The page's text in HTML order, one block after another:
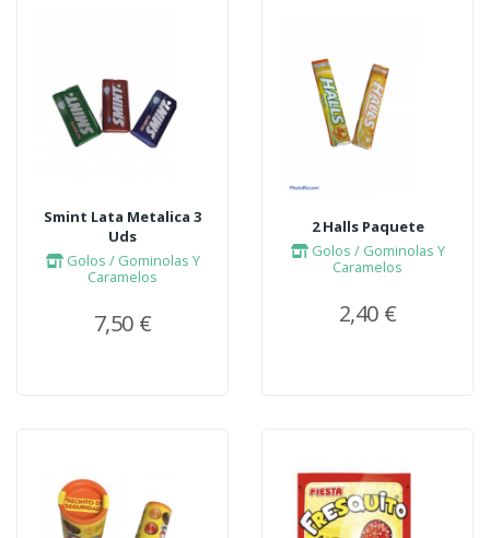
Smint Lata Metalica 3
Uds
Golos / Gominolas Y
Caramelos
7,50 €
2 Halls Paquete
Golos / Gominolas Y
Caramelos
2,40 €